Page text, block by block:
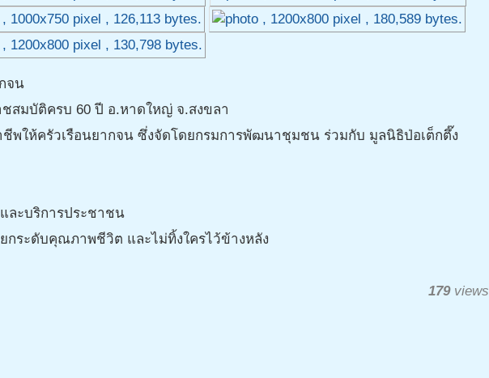
จน
สมบัติครบ 60 ปี อ.หาดใหญ่ จ.สงขลา
ให้ครัวเรือนยากจน ซึ่งจัดโดยกรมการพัฒนาชุมชน ร่วมกับ มูลนิธิป่อเต็กตึ๊ง
ละบริการประชาชน
กระดับคุณภาพชีวิต และไม่ทิ้งใครไว้ข้างหลัง
179views